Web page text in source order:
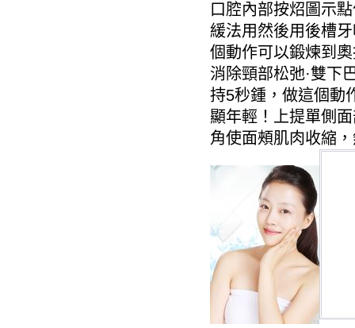
口腔內部按炤圖示
緩法用然後用後槽
個動作可以鍛煉到
消除頸部松弛·雙下
持5秒鍾，做這個動
顯年輕！上提單側
角使面頰肌肉收縮